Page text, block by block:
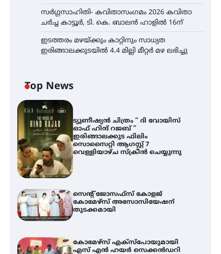
സർഗ്ഗസാഹിതി- കവിതാസംഗമം 2026 കവിതാ
ചർച്ച കാട്ടൂർ, ടി. കെ. ബാലൻ ഹാളിൽ 16ന്
ഇടത്തരം മഴയ്ക്കും കാറ്റിനും സാധ്യത
ഇരിങ്ങാലക്കുടയിൽ 4.4 മില്ലി മീറ്റർ മഴ ലഭിച്ചു
Top News
ട്യുണീഷ്യൻ ചിത്രം ” ദി വോയിസ്
ഓഫ് ഹിന്ദ് റജബ് ”
ഇരിങ്ങാലക്കുട ഫിലിം
സൊസൈറ്റി ആഗസ്റ്റ് 7
വെള്ളിയാഴ്ച സ്‌ക്രീൻ ചെയ്യുന്നു
സെന്റ് ജോസഫ്സ് കോളജ്
കോമേഴ്‌സ് അസോസിയേഷന്
തുടക്കമായി
കോമേഴ്സ് എക്സ്പോയുമായി
എസ് എൻ ഹയർ സെക്കൻഡറി